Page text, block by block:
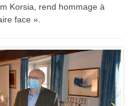
Korsia, rend hommage à
face ».